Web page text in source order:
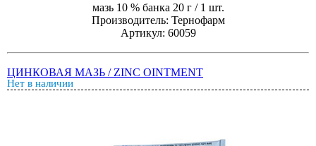
мазь 10 % банка 20 г / 1 шт.
Производитель: Тернофарм
Артикул: 60059
ЦИНКОВАЯ МАЗЬ / ZINC OINTMENT
Нет в наличии